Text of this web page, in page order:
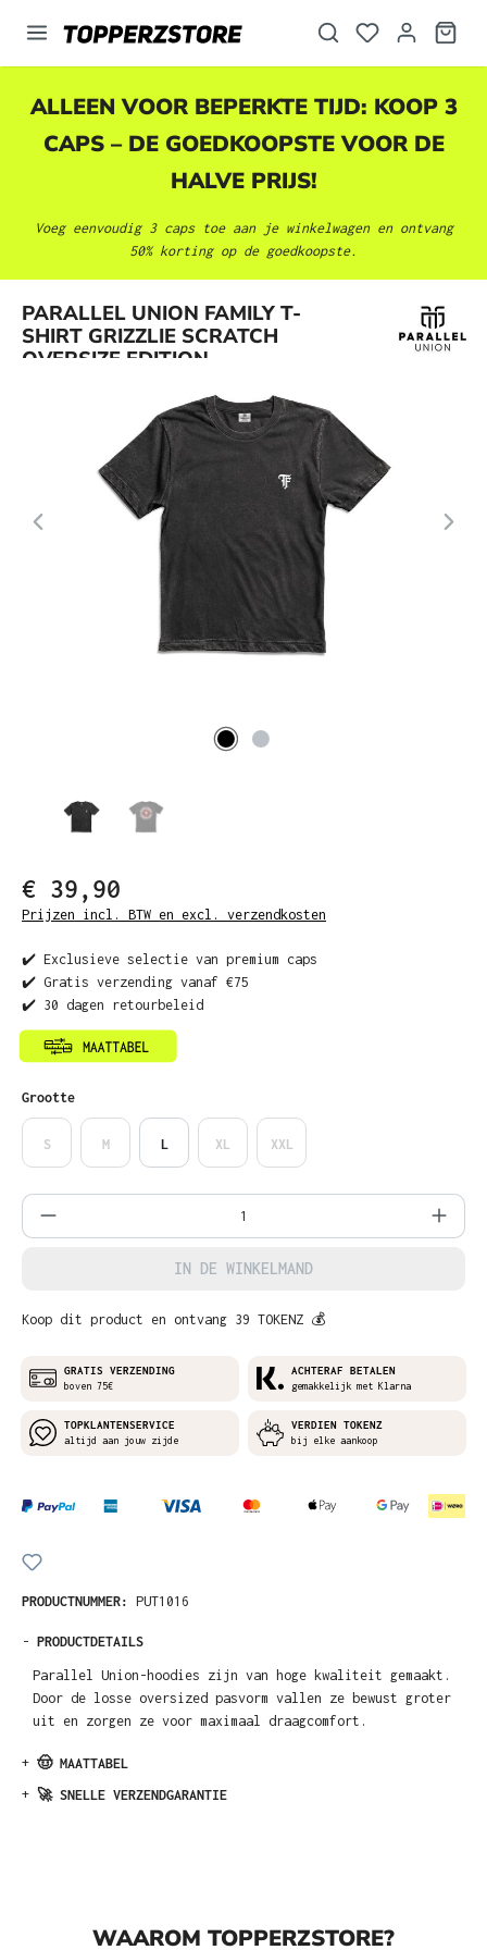
ALLEEN VOOR BEPERKTE TIJD: KOOP 3
CAPS – DE GOEDKOOPSTE VOOR DE
HALVE PRIJS!
Voeg eenvoudig 3 caps toe aan je winkelwagen en ontvang
50% korting op de goedkoopste.
PARALLEL UNION FAMILY T-
SHIRT GRIZZLIE SCRATCH
OVERSIZE EDITION
Afbeeldingengalerij overslaan
€ 39,90
Prijzen incl. BTW en excl. verzendkosten
✔️ Exclusieve selectie van premium caps
✔️ Gratis verzending vanaf €75
✔️ 30 dagen retourbeleid
Selecteer
Grootte
S M L XL XXL
Producthoeveelheid: Voer de gewenste
IN DE WINKELMAND
Koop dit product en ontvang 39 TOKENZ 💰
GRATIS VERZENDING
boven 75€
ACHTERAF BETALEN
gemakkelijk met Klarna
TOPKLANTENSERVICE
altijd aan jouw zijde
VERDIEN TOKENZ
bij elke aankoop
PRODUCTNUMMER: PUT1016
- PRODUCTDETAILS
Parallel Union-hoodies zijn van hoge kwaliteit gemaakt.
Door de losse oversized pasvorm vallen ze bewust groter
uit en zorgen ze voor maximaal draagcomfort.
+ 🤠 MAATTABEL
+ 🚀 SNELLE VERZENDGARANTIE
WAAROM TOPPERZSTORE?